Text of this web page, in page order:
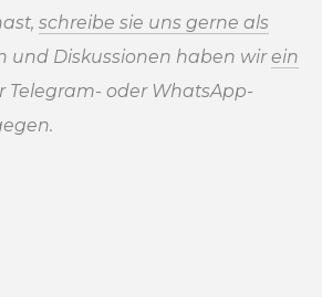
schreibe sie uns gerne als
und Diskussionen haben wirein
oder WhatsApp-